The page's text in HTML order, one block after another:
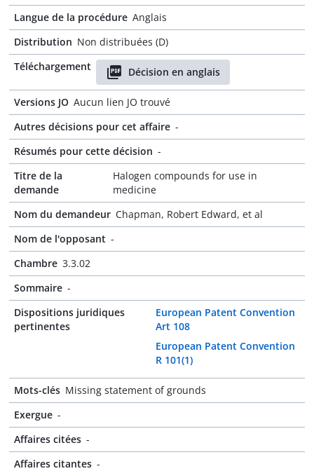
Langue de la procédure Anglais
Distribution Non distribuées (D)
Téléchargement
Décision en anglais
Versions JO Aucun lien JO trouvé
Autres décisions pour cet affaire -
Résumés pour cette décision -
Titre de la
demande
Halogen compounds for use in
medicine
Nom du demandeur Chapman, Robert Edward, et al
Nom de l'opposant -
Chambre 3.3.02
Sommaire -
Dispositions juridiques
pertinentes
European Patent Convention
Art 108
European Patent Convention
R 101(1)
Mots-clés Missing statement of grounds
Exergue -
Affaires citées -
Affaires citantes -